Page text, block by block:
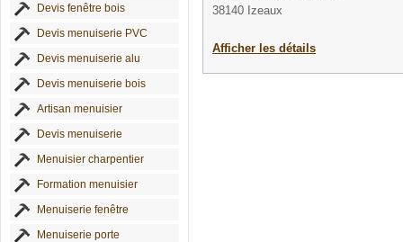
Devis fenêtre bois
Devis menuiserie PVC
Devis menuiserie alu
Devis menuiserie bois
Artisan menuisier
Devis menuiserie
Menuisier charpentier
Formation menuisier
Menuiserie fenêtre
Menuiserie porte
38140 Izeaux
Afficher les détails